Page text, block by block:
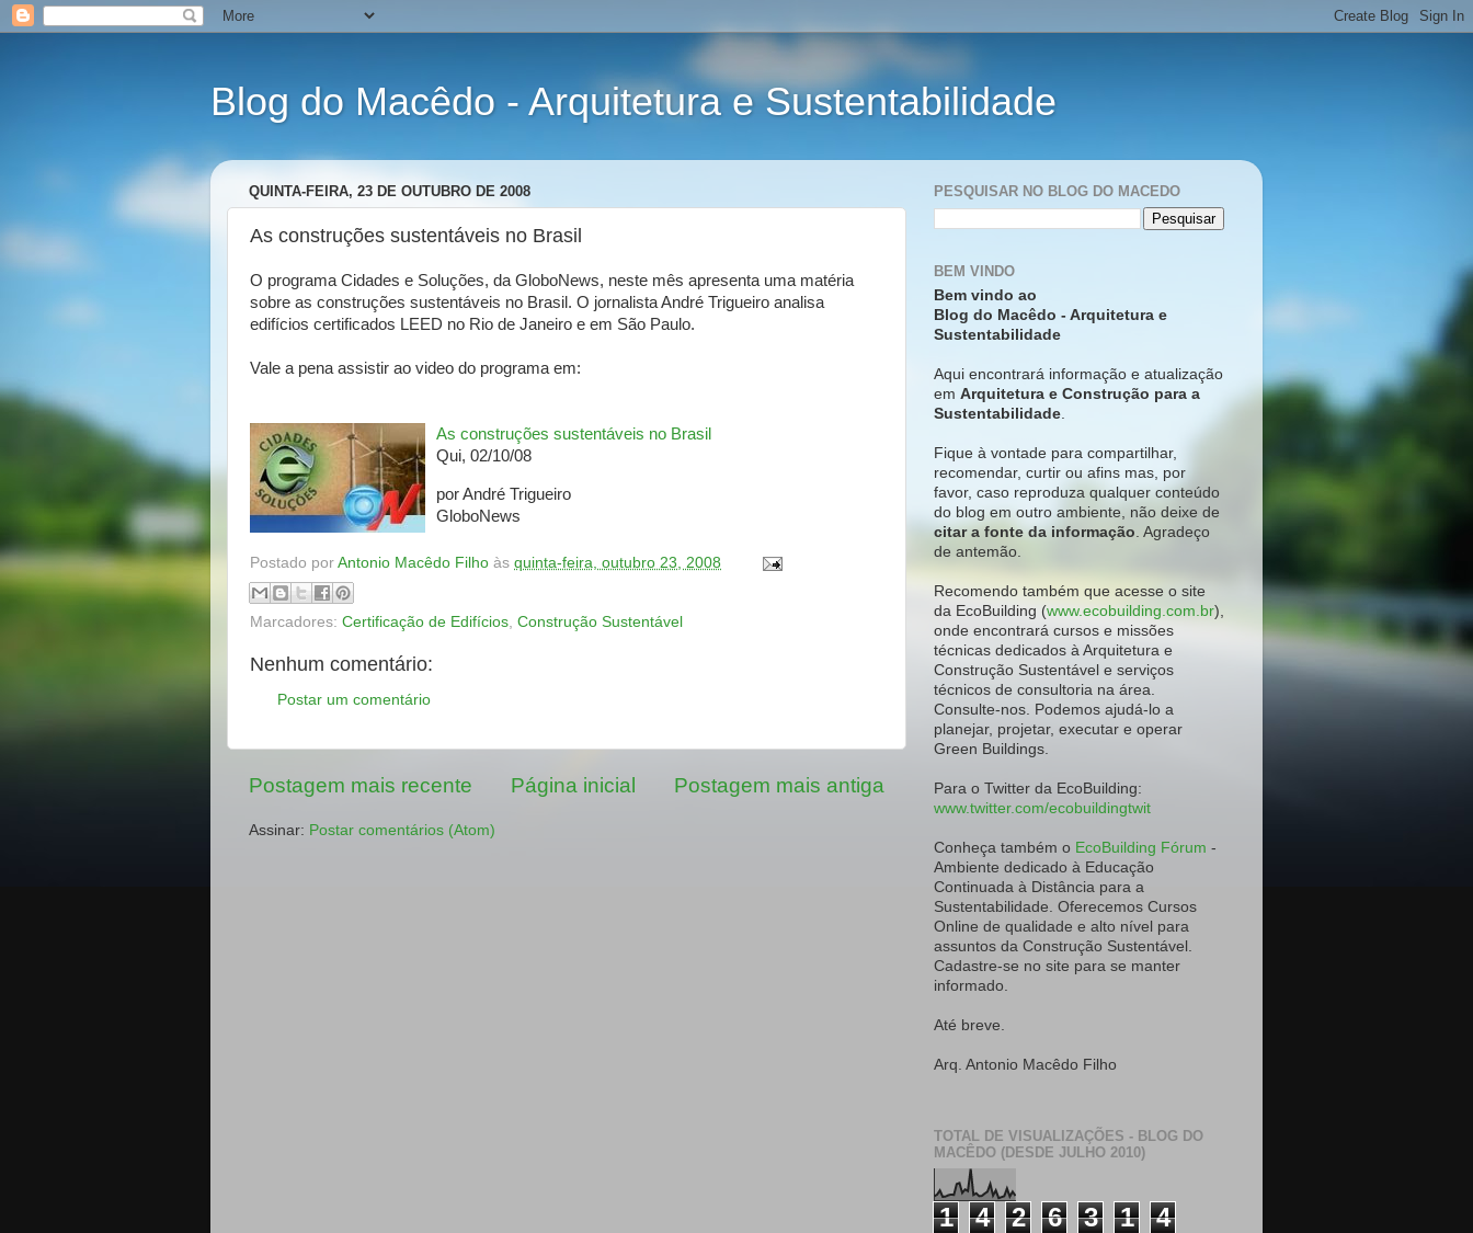
Blog do Macêdo - Arquitetura e Sustentabilidade
QUINTA-FEIRA, 23 DE OUTUBRO DE 2008
As construções sustentáveis no Brasil
O programa Cidades e Soluções, da GloboNews, neste mês apresenta uma matéria
sobre as construções sustentáveis no Brasil. O jornalista André Trigueiro analisa
edifícios certificados LEED no Rio de Janeiro e em São Paulo.
Vale a pena assistir ao video do programa em:
As construções sustentáveis no Brasil
Qui, 02/10/08
por André Trigueiro
GloboNews
Postado por Antonio Macêdo Filho às quinta-feira, outubro 23, 2008
Marcadores: Certificação de Edifícios Construção Sustentável
Nenhum comentário:
Postar um comentário
Postagem mais recente Postagem mais antiga
Página inicial
Assinar: Postar comentários (Atom)
PESQUISAR NO BLOG DO MACEDO
BEM VINDO
Bem vindo ao
Blog do Macêdo - Arquitetura e
Sustentabilidade
Aqui encontrará informação e atualização
em Arquitetura e Construção para a
Sustentabilidade.
Fique à vontade para compartilhar,
recomendar, curtir ou afins mas, por
favor, caso reproduza qualquer conteúdo
do blog em outro ambiente, não deixe de
citar a fonte da informação. Agradeço
de antemão.
Recomendo também que acesse o site
da EcoBuilding (www.ecobuilding.com.br),
onde encontrará cursos e missões
técnicas dedicados à Arquitetura e
Construção Sustentável e serviços
técnicos de consultoria na área.
Consulte-nos. Podemos ajudá-lo a
planejar, projetar, executar e operar
Green Buildings.
Para o Twitter da EcoBuilding:
www.twitter.com/ecobuildingtwit
Conheça também o EcoBuilding Fórum -
Ambiente dedicado à Educação
Continuada à Distância para a
Sustentabilidade. Oferecemos Cursos
Online de qualidade e alto nível para
assuntos da Construção Sustentável.
Cadastre-se no site para se manter
informado.
Até breve.
Arq. Antonio Macêdo Filho
TOTAL DE VISUALIZAÇÕES - BLOG DO
MACÊDO (DESDE JULHO 2010)
1 4 2 6 3 1 4